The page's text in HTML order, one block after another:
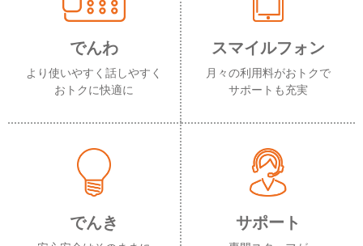
でんわ
より使いやすく話しやすく
おトクに快適に
スマイルフォン
月々の利用料がおトクで
サポートも充実
でんき サポート